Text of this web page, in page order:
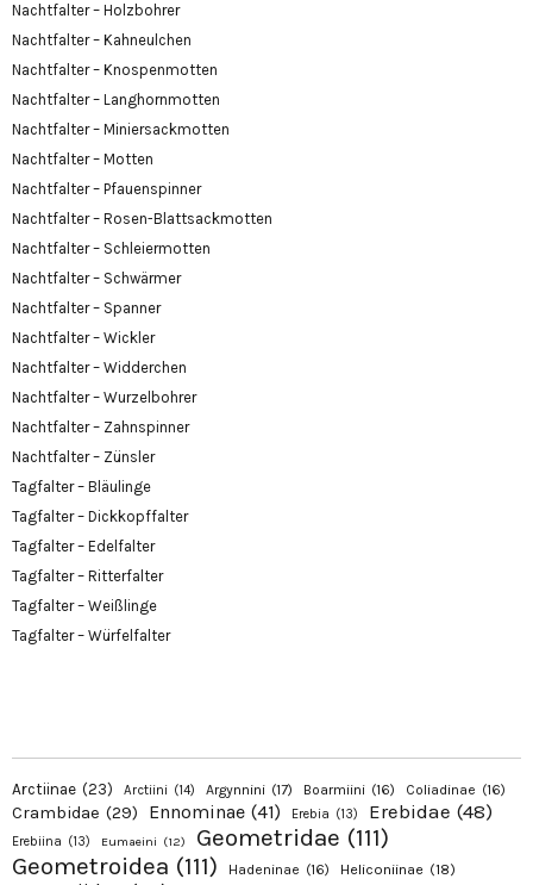
Nachtfalter – Holzbohrer
Nachtfalter – Kahneulchen
Nachtfalter – Knospenmotten
Nachtfalter – Langhornmotten
Nachtfalter – Miniersackmotten
Nachtfalter – Motten
Nachtfalter – Pfauenspinner
Nachtfalter – Rosen-Blattsackmotten
Nachtfalter – Schleiermotten
Nachtfalter – Schwärmer
Nachtfalter – Spanner
Nachtfalter – Wickler
Nachtfalter – Widderchen
Nachtfalter – Wurzelbohrer
Nachtfalter – Zahnspinner
Nachtfalter – Zünsler
Tagfalter – Bläulinge
Tagfalter – Dickkopffalter
Tagfalter – Edelfalter
Tagfalter – Ritterfalter
Tagfalter – Weißlinge
Tagfalter – Würfelfalter
Arctiinae (23) Arctiini (14) Argynnini (17) Boarmiini (16) Coliadinae (16)
Crambidae (29) Ennominae (41) Erebia (13) Erebidae (48)
Erebiina (13) Eumaeini (12) Geometridae (111)
Geometroidea (111) Hadeninae (16) Heliconiinae (18)